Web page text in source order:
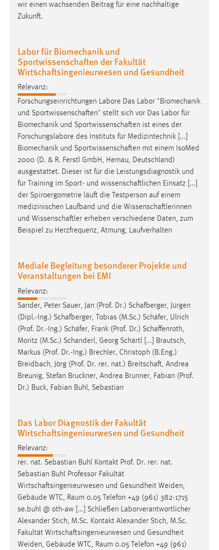
wir einen wachsenden Beitrag für eine nachhaltige
Zukunft.
Labor für Biomechanik und
Sportwissenschaften der Fakultät
Wirtschaftsingenieurwesen und Gesundheit
Relevanz:
Forschungseinrichtungen Labore Das Labor "Biomechanik
und Sportwissenschaften" stellt sich vor Das Labor für
Biomechanik und Sportwissenschaften ist eines der
Forschungslabore des Instituts für Medizintechnik [...]
Biomechanik und Sportwissenschaften mit einem IsoMed
2000 (D. & R. Ferstl GmbH, Hemau, Deutschland)
ausgestattet. Dieser ist für die Leistungsdiagnostik und
für Training im Sport- und wissenschaftlichen Einsatz [...]
der Spiroergometrie läuft die Testperson auf einem
medizinischen Laufband und die Wissenschaftlerinnen
und Wissenschaftler erheben verschiedene Daten, zum
Beispiel zu Herzfrequenz, Atmung, Laufverhalten
Mediale Begleitung besonderer Projekte und
Veranstaltungen bei EMI
Relevanz:
Sander, Peter Sauer, Jan (Prof. Dr.) Schafberger, Jürgen
(Dipl.-Ing.) Schafberger, Tobias (M.Sc.) Schäfer, Ulrich
(Prof. Dr.-Ing.) Schäfer, Frank (Prof. Dr.) Schaffenroth,
Moritz (M.Sc.) Schanderl, Georg Schärtl [...] Brautsch,
Markus (Prof. Dr.-Ing.) Brechler, Christoph (B.Eng.)
Breidbach, Jörg (Prof. Dr. rer. nat.) Breitschaft, Andrea
Breunig, Stefan Bruckner, Andrea Brunner, Fabian (Prof.
Dr.) Buck, Fabian Buhl, Sebastian
Das Labor Diagnostik der Fakultät
Wirtschaftsingenieurwesen und Gesundheit
Relevanz:
rer. nat. Sebastian Buhl Kontakt Prof. Dr. rer. nat.
Sebastian Buhl Professor Fakultät
Wirtschaftsingenieurwesen und Gesundheit Weiden,
Gebäude WTC, Raum 0.05 Telefon +49 (961) 382-1715
se.buhl @ oth-aw [...] Schließen Laborverantwortlicher
Alexander Stich, M.Sc. Kontakt Alexander Stich, M.Sc.
Fakultät Wirtschaftsingenieurwesen und Gesundheit
Weiden, Gebäude WTC, Raum 0.05 Telefon +49 (961)